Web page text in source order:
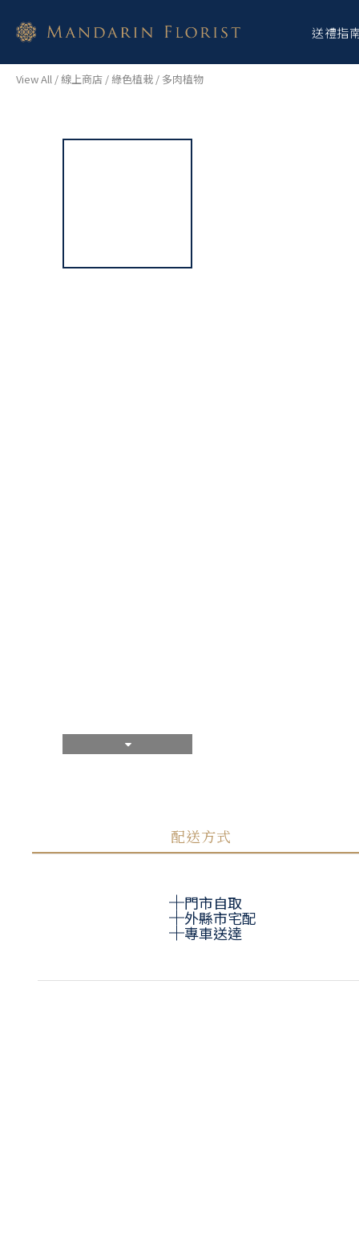
送禮指
View All / 線上商店 / 綠色植栽 / 多肉植物
配送方式
門市自取
外縣市宅配
專車送達